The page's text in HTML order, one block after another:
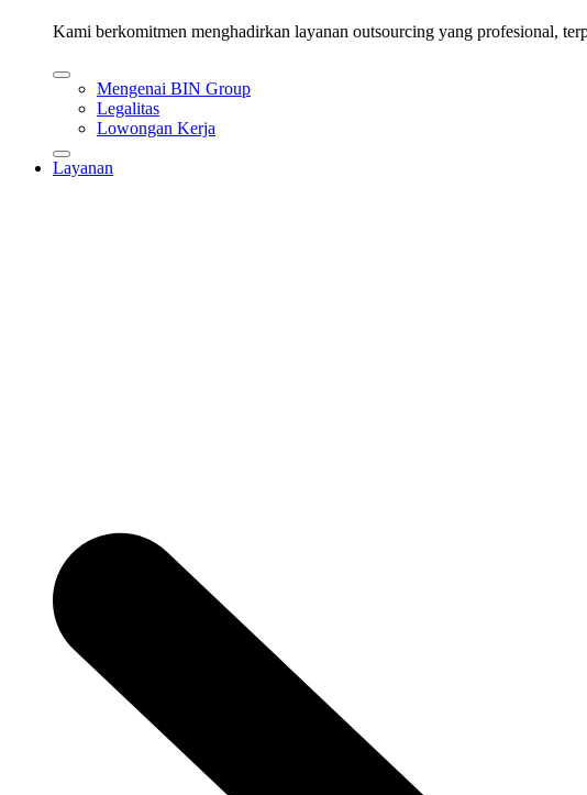
Kami berkomitmen menghadirkan layanan outsourcing yang profesional,
Mengenai BIN Group
Legalitas
Lowongan Kerja
Layanan